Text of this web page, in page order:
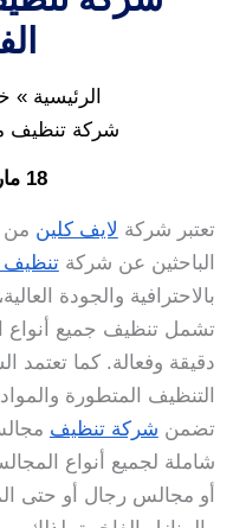
الرئيسية
شركة تنظيف
18 مارس، 2026
تعتبر شركة لايف كلين من
الباحثين عن شركة
بالاحترافية والجودة
تشمل تنظيف جميع أنواع
دقيقة وفعالة. كما
التنظيف المتطورة
تضمن شركة تنظيف
شاملة لجميع أنواع
أو مجالس رجال أو حتى